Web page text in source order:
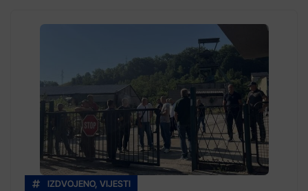
IZDVOJENO, VIJESTI